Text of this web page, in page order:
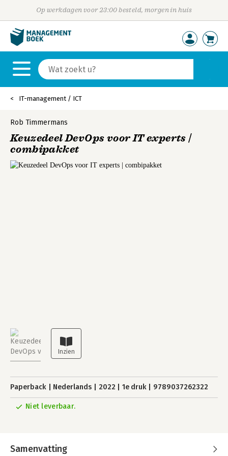
Op werkdagen voor 23:00 besteld, morgen in huis
IT-management / ICT
Rob Timmermans
Keuzedeel DevOps voor IT experts |
combipakket
Paperback Nederlands 2022 1e druk 9789037262322
Niet leverbaar.
Samenvatting